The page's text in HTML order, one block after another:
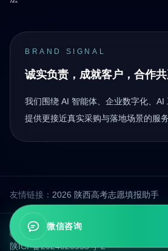
BRAND SIGNAL
诚实负责，成就客户，合作
我们围绕 AI 智能体、企业数字化、AI
提供更接近真实采购与落地场景的服务
友情链接： 2026 陕西高考志愿填报助手
© 2026 西安铂傲智能科技有限公司 版权所
陕ICP备2024026958号-2
微信咨询